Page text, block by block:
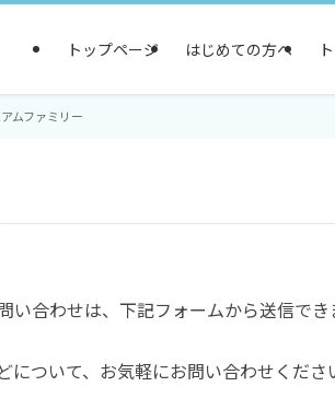
トップページ はじめての方へ
ムファミリー
合わせは、下記フォームから送信でき
ついて、お気軽にお問い合わせくださ